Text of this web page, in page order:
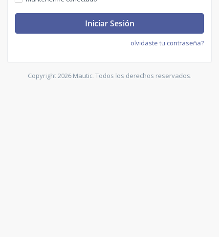
Iniciar Sesión
olvidaste tu contraseña?
Copyright 2026 Mautic. Todos los derechos reservados.